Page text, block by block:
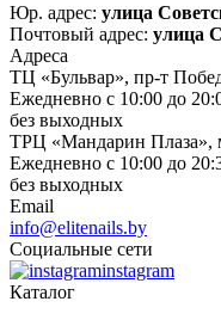
Юр. адрес: улица
Почтовый адрес: улица
Адреса
ТЦ «Бульвар», пр-т
Ежедневно с 10:00 до
без выходных
ТРЦ «Мандарин Плаза»,
Ежедневно с 10:00 до
без выходных
Email
info@elitenails.by
Социальные сети
instagram
Каталог